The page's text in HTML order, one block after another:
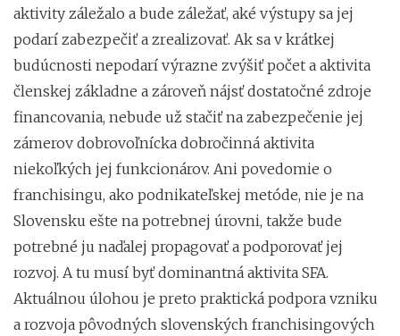
aktivity záležalo a bude záležať, aké výstupy sa jej
podarí zabezpečiť a zrealizovať. Ak sa v krátkej
budúcnosti nepodarí výrazne zvýšiť počet a aktivita
členskej základne a zároveň nájsť dostatočné zdroje
financovania, nebude už stačiť na zabezpečenie jej
zámerov dobrovoľnícka dobročinná aktivita
niekoľkých jej funkcionárov. Ani povedomie o
franchisingu, ako podnikateľskej metóde, nie je na
Slovensku ešte na potrebnej úrovni, takže bude
potrebné ju naďalej propagovať a podporovať jej
rozvoj. A tu musí byť dominantná aktivita SFA.
Aktuálnou úlohou je preto praktická podpora vzniku
a rozvoja pôvodných slovenských franchisingových